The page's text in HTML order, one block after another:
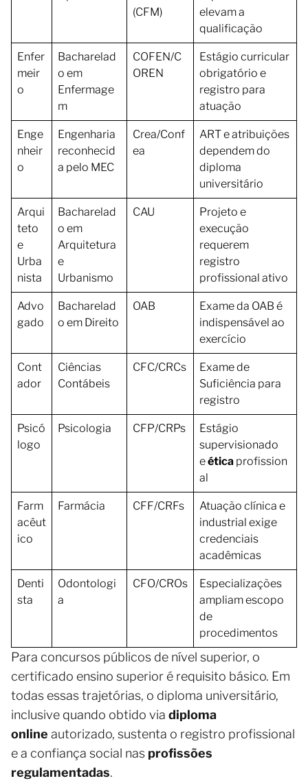
(CFM)
elevam a
qualificação
Enfer
meir
o
Bacharelad
o em
Enfermage
m
COFEN/C
OREN
Estágio curricular
obrigatório e
registro para
atuação
Enge
nheir
o
Engenharia
reconhecid
a pelo MEC
Crea/Conf
ea
ART e atribuições
dependem do
diploma
universitário
Arqui
teto
e
Urba
nista
Bacharelad
o em
Arquitetura
e
Urbanismo
CAU
Projeto e
execução
requerem
registro
profissional ativo
Advo
gado
Bacharelad
o em Direito
OAB
Exame da OAB é
indispensável ao
exercício
Cont
ador
Ciências
Contábeis
CFC/CRCs
Exame de
Suficiência para
registro
Psicó
logo
Psicologia CFP/CRPs
Estágio
supervisionado
eética profission
al
Farm
acêut
ico
Farmácia CFF/CRFs
Atuação clínica e
industrial exige
credenciais
acadêmicas
Denti
sta
Odontologi
a
CFO/CROs
Especializações
ampliam escopo
de
procedimentos
Para concursos públicos de nível superior, o
certificado ensino superior é requisito básico. Em
todas essas trajetórias, o diploma universitário,
inclusive quando obtido via diploma
online autorizado, sustenta o registro profissional
e a confiança social nas profissões
regulamentadas.